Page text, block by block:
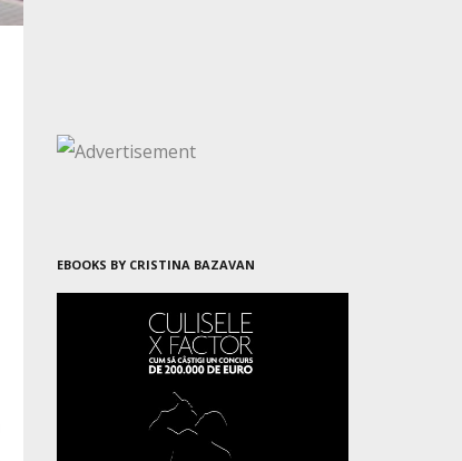
EBOOKS BY CRISTINA BAZAVAN